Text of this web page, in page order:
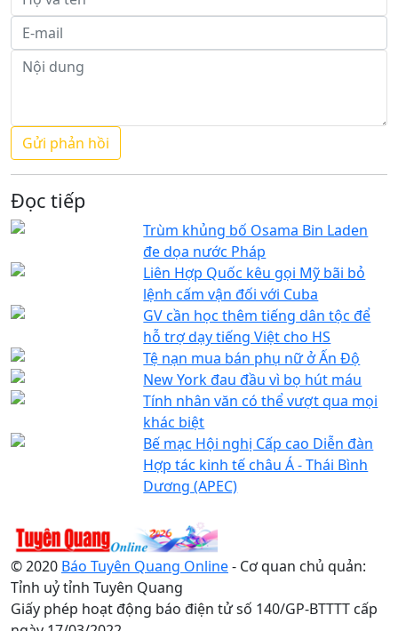
Đọc tiếp
Trùm khủng bố Osama Bin Laden
đe dọa nước Pháp
Liên Hợp Quốc kêu gọi Mỹ bãi bỏ
lệnh cấm vận đối với Cuba
GV cần học thêm tiếng dân tộc để
hỗ trợ dạy tiếng Việt cho HS
Tệ nạn mua bán phụ nữ ở Ấn Độ
New York đau đầu vì bọ hút máu
Tính nhân văn có thể vượt qua mọi
khác biệt
Bế mạc Hội nghị Cấp cao Diễn đàn
Hợp tác kinh tế châu Á - Thái Bình
Dương (APEC)
© 2020 Báo Tuyên Quang Online- Cơ quan chủ quản:
Tỉnh uỷ tỉnh Tuyên Quang
Giấy phép hoạt động báo điện tử số 140/GP-BTTTT cấp